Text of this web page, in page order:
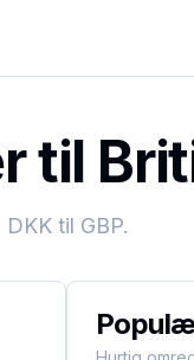
til
DKKtil GBP.